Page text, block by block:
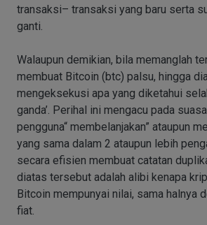
transaksi– transaksi yang baru serta
ganti.
Walaupun demikian, bila memanglah
membuat Bitcoin (btc) palsu, hingga
mengeksekusi apa yang diketahui
ganda’. Perihal ini mengacu pada
pengguna“ membelanjakan” ataupun
yang sama dalam 2 ataupun lebih
secara efisien membuat catatan
diatas tersebut adalah alibi kenapa
Bitcoin mempunyai nilai, sama halnya
fiat.